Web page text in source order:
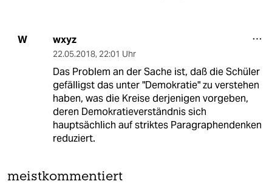
W wxyz
22.05.2018, 22:01 Uhr
Das Problem an der Sache ist, daß die Schüler
gefälligst das unter "Demokratie" zu verstehen
haben, was die Kreise derjenigen vorgeben,
deren Demokratieverständnis sich
hauptsächlich auf striktes Paragraphendenken
reduziert.
meistkommentiert